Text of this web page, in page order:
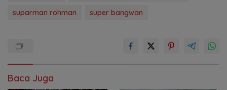
suparman rohman
super bangwan
Baca Juga